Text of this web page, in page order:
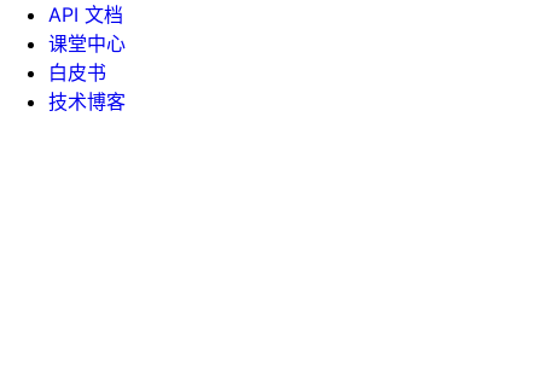
API 文档
课堂中心
白皮书
技术博客